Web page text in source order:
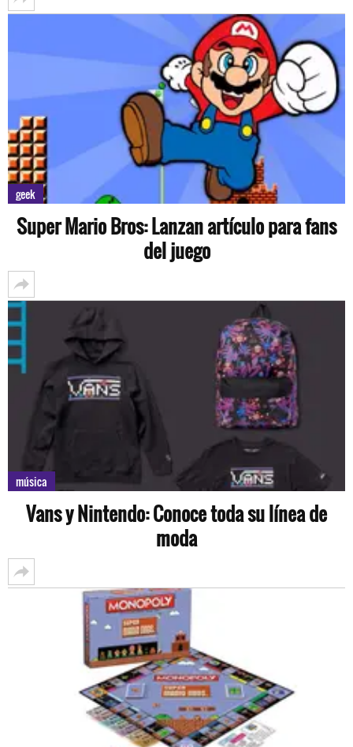
geek
Super Mario Bros: Lanzan artículo para fans
del juego
música
Vans y Nintendo: Conoce toda su línea de
moda